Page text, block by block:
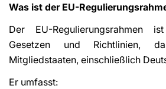
Was ist der EU-
Der EU-Regulierungsrahmen
Gesetzen und Richtlinien,
Mitgliedstaaten, einschließlich
Er umfasst: